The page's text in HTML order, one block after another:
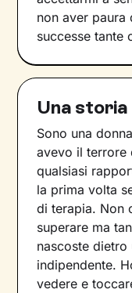
non aver paura
successe tante
Una
Sono una
avevo il terrore
qualsiasi
la prima volta
di terapia. Non
superare ma
nascoste
indipendente.
vedere e